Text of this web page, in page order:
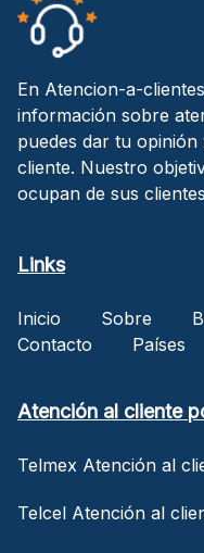
En Atencion-a-
información sobre
puedes dar tu
cliente. Nuestro
ocupan de sus
Links
Inicio Sobre
Contacto
Países
Atención al cliente
Telmex Atención al
Telcel Atención al